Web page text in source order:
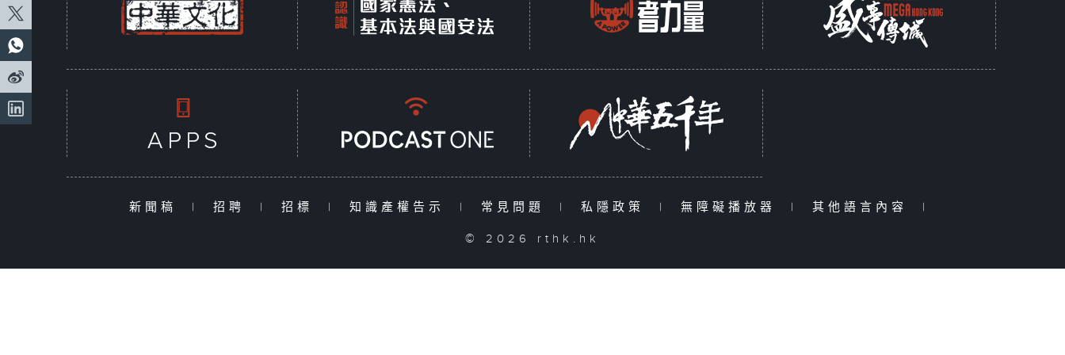
新聞稿 | 招聘 | 招標 | 知識產權告示 | 常見問題 | 私隱政策 | 無障礙播放器 | 其他語言內容 |
© 2026 rthk.hk